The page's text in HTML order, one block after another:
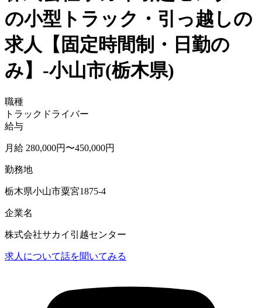
の小型トラック・引っ越しの
求人【固定時間制・日勤の
み】-小山市(栃木県)
職種
トラックドライバー
給与
月給 280,000円〜450,000円
勤務地
栃木県小山市粟宮1875-4
企業名
株式会社サカイ引越センター
求人について話を聞いてみる